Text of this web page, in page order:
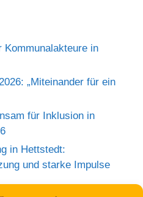
Kommunalakteure in
„Miteinander für ein
für Inklusion in
in Hettstedt:
und starke Impulse